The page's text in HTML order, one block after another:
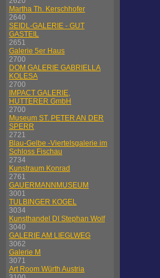
Martha Th. Kerschhofer
2640
SEIDL-GALERIE - GUT
GASTEIL
2651
Galerie 5er Haus
2700
DOM GALERIE GABRIELLA
KOLESA
2700
IMPACT GALERIE,
HUTTERER GmbH
2700
Museum ST. PETER AN DER
SPERR
2721
Blau-Gelbe -Viertelsgalerie im
Schloss Fischau
2734
Kunstraum Konrad
2761
GAUERMANNMUSEUM
3001
TULBINGER KOGEL
3034
Kunsthandel DI Stephan Wolf
3040
GALERIE AM LIEGLWEG
3062
Galerie M
3071
Art Room Würth Austria